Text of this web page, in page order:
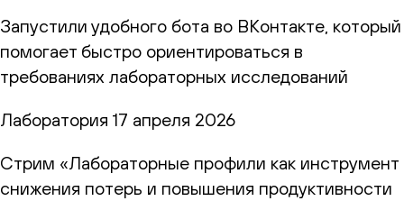
Запустили удобного бота во ВКонтакте, который
помогает быстро ориентироваться в
требованиях лабораторных исследований
Лаборатория 17 апреля 2026
Стрим «Лабораторные профили как инструмент
снижения потерь и повышения продуктивности